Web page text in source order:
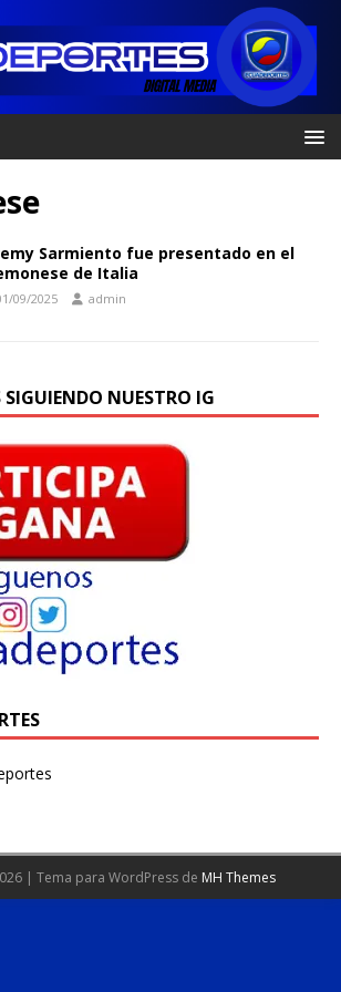
Sarmiento fue presentado en el
de Italia
09/2025 admin
NUESTRO IG
| Tema para WordPress de MH Themes